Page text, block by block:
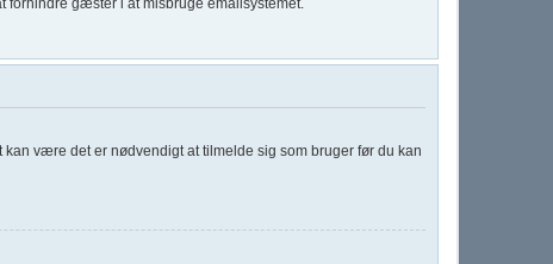
være det er nødvendigt at tilmelde sig som bruger før du kan